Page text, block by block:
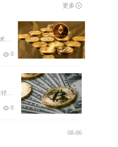
更多
USDT和以太坊具备深度绑定的技术与生态关联，但二者属于完全独立的两类加密资产，不存在从属
0
目前网络流传能够购买稳定币的途径主要分为场外点对点交易、翻墙登录境外交易所OTC通道、社群
0
08-06